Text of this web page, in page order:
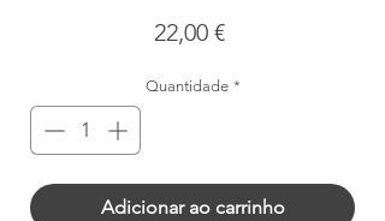
22,00 €Preço
Quantidade *
Adicionar ao carrinho